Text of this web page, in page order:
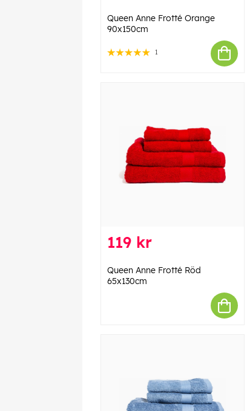
Queen Anne Frotté Orange
90x150cm
1
119 kr
Queen Anne Frotté Röd
65x130cm